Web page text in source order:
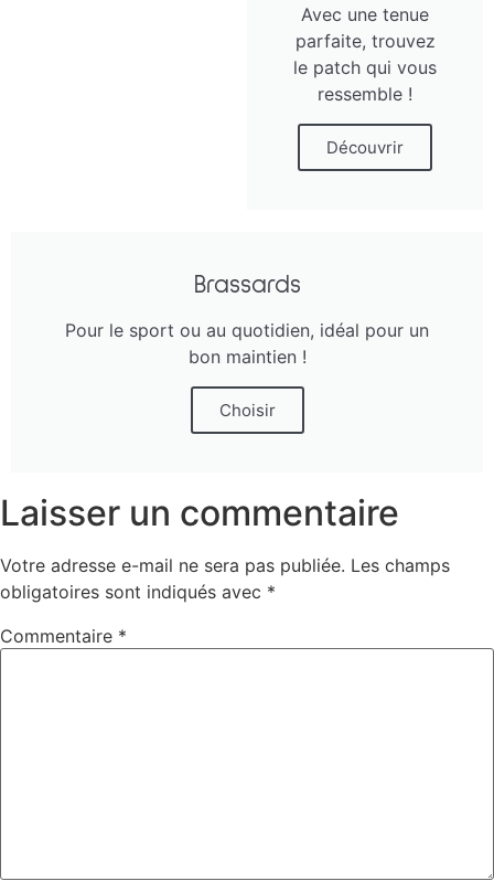
Avec une tenue
parfaite, trouvez
le patch qui vous
ressemble !
Découvrir
Brassards
Pour le sport ou au quotidien, idéal pour un
bon maintien !
Choisir
Laisser un commentaire
Votre adresse e-mail ne sera pas publiée. Les champs
obligatoires sont indiqués avec *
Commentaire *